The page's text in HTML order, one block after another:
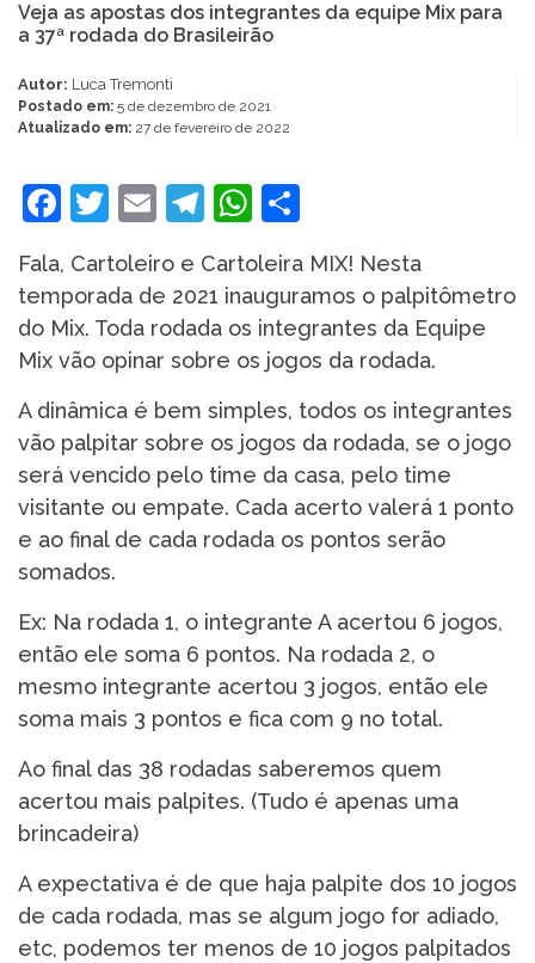
Veja as apostas dos integrantes da equipe Mix para
a 37ª rodada do Brasileirão
Autor: Luca Tremonti
Postado em: 5 de dezembro de 2021
Atualizado em: 27 de fevereiro de 2022
Facebook
Twitter
EmailTelegram
WhatsApp
Fala, Cartoleiro e Cartoleira MIX! Nesta
temporada de 2021 inauguramos o palpitômetro
do Mix. Toda rodada os integrantes da Equipe
Mix vão opinar sobre os jogos da rodada.
A dinâmica é bem simples, todos os integrantes
vão palpitar sobre os jogos da rodada, se o jogo
será vencido pelo time da casa, pelo time
visitante ou empate. Cada acerto valerá 1 ponto
e ao final de cada rodada os pontos serão
somados.
Ex: Na rodada 1, o integrante A acertou 6 jogos,
então ele soma 6 pontos. Na rodada 2, o
mesmo integrante acertou 3 jogos, então ele
soma mais 3 pontos e fica com 9 no total.
Ao final das 38 rodadas saberemos quem
acertou mais palpites. (Tudo é apenas uma
brincadeira)
A expectativa é de que haja palpite dos 10 jogos
de cada rodada, mas se algum jogo for adiado,
etc, podemos ter menos de 10 jogos palpitados